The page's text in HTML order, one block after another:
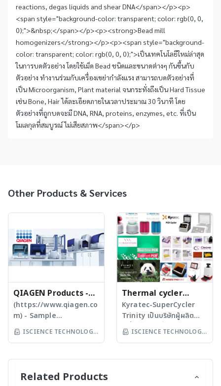
reactions, degas liquids and shear DNA</span></p><p>
<span style="background-color: transparent; color: rgb(0, 0,
0);">&nbsp;</span></p><p><strong>Bead mill
homogenizers</strong></p><p><span style="background-
color: transparent; color: rgb(0, 0, 0);">เป็นเทคโนโลยีใหม่ล่าสุด
ในการบดตัวอย่าง โดยใช้เม็ด Bead ชนิดและขนาดต่างๆ กันขึ้นกับ
ตัวอย่าง ทำงานร่วมกับเครื่องเขย่ากำลังแรง สามารถบดตัวอย่างที่
เป็น Microorganism, Plant material จนกระทั่งถึงเป็น Hard Tissue
เช่น Bone, Hair ได้ละเอียดภายในเวลาประมาณ 30 วินาที โดย
ตัวอย่างที่ถูกบดจะมี DNA, RNA, proteins, enzymes, etc. ที่เป็น
โมเลกุลที่สมบูรณ์ ไม่เสียสภาพ</span></p>
Other Products & Services
QIAGEN Products -
FORENSIC SCIENCE
(https://www.qiagen.co
m) - Sample
preparation -
Homogenizer, Tissue
TissueLyser II,
extraction, QIAcube,
ISCIENCE TECHNOLOGY
CO LTD
Thermal cycler
instrument
Kyratec-SuperCycler
Trinity เป็นบริษัทผู้ผลิต
เครื่องมือและน้ำยาทางด้าน
Biotechnology จาก
(http://www.kyratec.co
instruments - MyGo Pro
ISCIENCE TECHNOLOGY
CO LTD
Related Products